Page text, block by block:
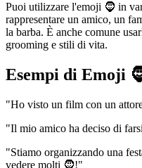
Puoi utilizzare l'emoji 🧔 in
rappresentare un amico, un
la barba. È anche comune
grooming e stili di vita.
Esempi di Emoji
"Ho visto un film con un
"Il mio amico ha deciso di
"Stiamo organizzando una
vedere molti 🧔!"